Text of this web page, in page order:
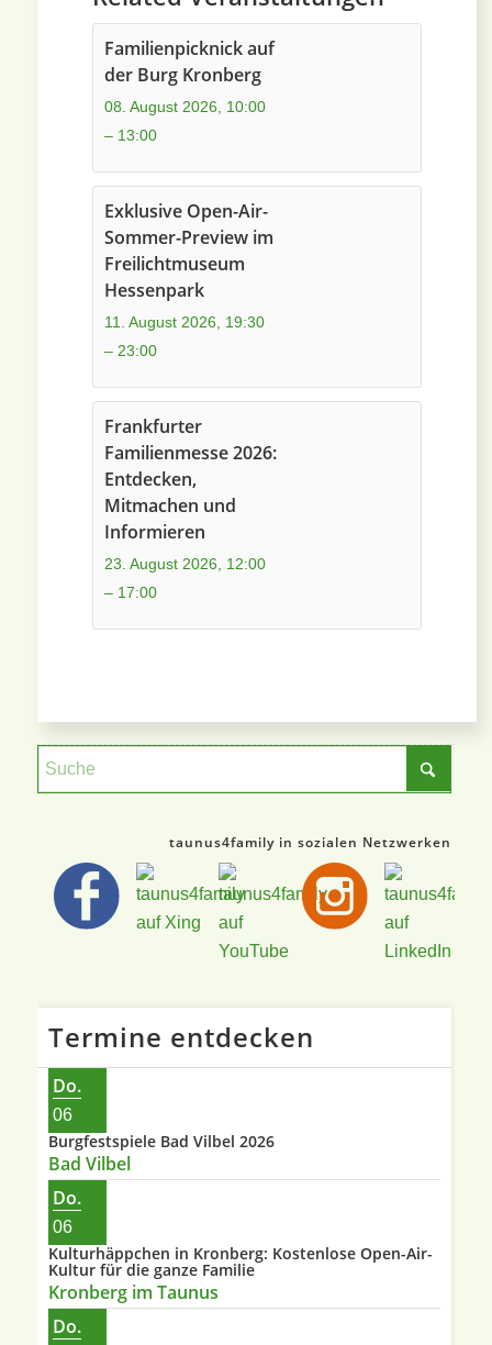
Familienpicknick auf
der Burg Kronberg
08. August 2026, 10:00
– 13:00
Exklusive Open-Air-
Sommer-Preview im
Freilichtmuseum
Hessenpark
11. August 2026, 19:30
– 23:00
Frankfurter
Familienmesse 2026:
Entdecken,
Mitmachen und
Informieren
23. August 2026, 12:00
– 17:00
taunus4family in sozialen Netzwerken
Termine entdecken
Do.
06
Burgfestspiele Bad Vilbel 2026
Bad Vilbel
Do.
06
Kulturhäppchen in Kronberg: Kostenlose Open-Air-
Kultur für die ganze Familie
Kronberg im Taunus
Do.